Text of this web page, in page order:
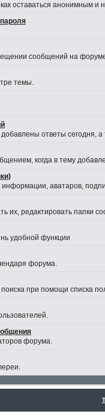
оставаться анонимным
сообщений на
темы.
ответы сегодня,
когда в тему
информации, аватаров,
их, редактировать папки
удобной функции
форума.
при помощи списка
форума.